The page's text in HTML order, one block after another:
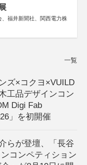
福井新聞社、関西電力株
一覧
ズ×コクヨ×VUILD
工品デザインコン
Digi Fab
」を初開催
らが登壇、「長谷
コンペティション